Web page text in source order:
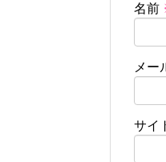
名前
メー
サイ